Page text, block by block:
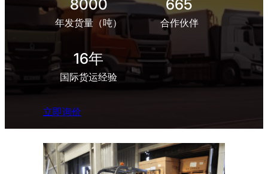
8000
年发货量（吨）
665
合作伙伴
16年
国际货运经验
立即询价